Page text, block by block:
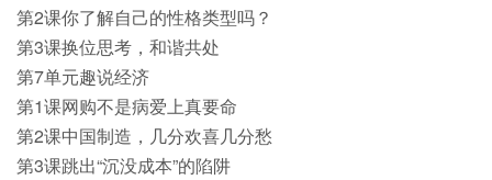
第2课你了解自己的性格类型吗？
第3课换位思考，和谐共处
第7单元趣说经济
第1课网购不是病爱上真要命
第2课中国制造，几分欢喜几分愁
第3课跳出“沉没成本”的陷阱